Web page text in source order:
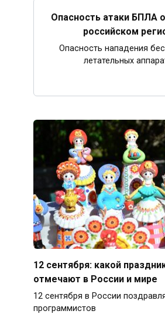
Опасность атаки БПЛА
российском
Опасность нападения
летательных
12 сентября: какой
отмечают в России и мире
12 сентября в России
программистов